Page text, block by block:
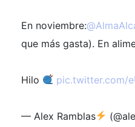
En noviembre:
que más gasta). En
Hilo pic.twitter.com/
— Alex Ramblas